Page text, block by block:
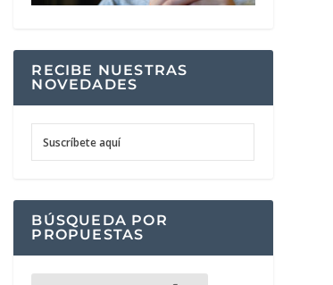
RECIBE NUESTRAS
NOVEDADES
Suscríbete aquí
BÚSQUEDA POR
PROPUESTAS